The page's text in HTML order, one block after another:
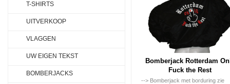
Bomberjack Rotterdam
Fuck the Rest
--> Bomberjack met borduring zie
T-SHIRTS
UITVERKOOP
VLAGGEN
UW EIGEN TEKST
BOMBERJACKS